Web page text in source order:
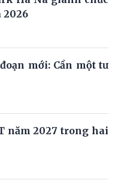
2026
mới: Cần một tư
năm 2027 trong hai